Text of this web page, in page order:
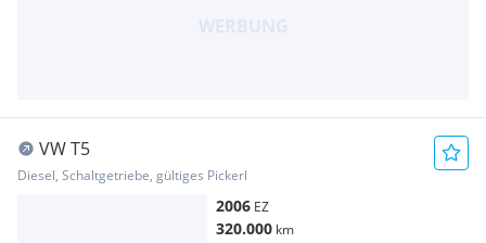
VW T5
Diesel, Schaltgetriebe, gültiges Pickerl
2006 EZ
320.000 km